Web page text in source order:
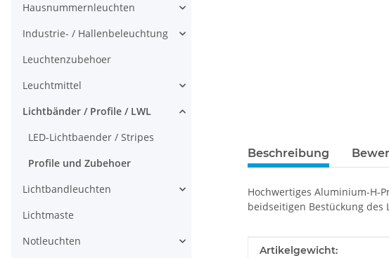
Beschreibung
Hochwertiges Aluminium-H-
beidseitigen Bestückung des
Produkteigenschaft
Wert
Artikelgewicht:
Hausnummernleuchten
Industrie- / Hallenbeleuchtung
Leuchtenzubehoer
Leuchtmittel
Lichtbänder / Profile / LWL
LED-Lichtbaender / Stripes
Profile und Zubehoer
Lichtbandleuchten
Lichtmaste
Notleuchten